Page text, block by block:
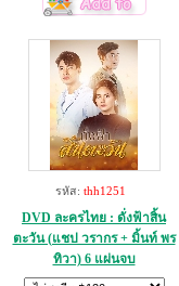
รหัส: thh1251
DVD ละครไทย : ดั่งฟ้าสิ้น
ตะวัน (แชป วรากร + มิ้นท์ พร
ทิวา) 6 แผ่นจบ